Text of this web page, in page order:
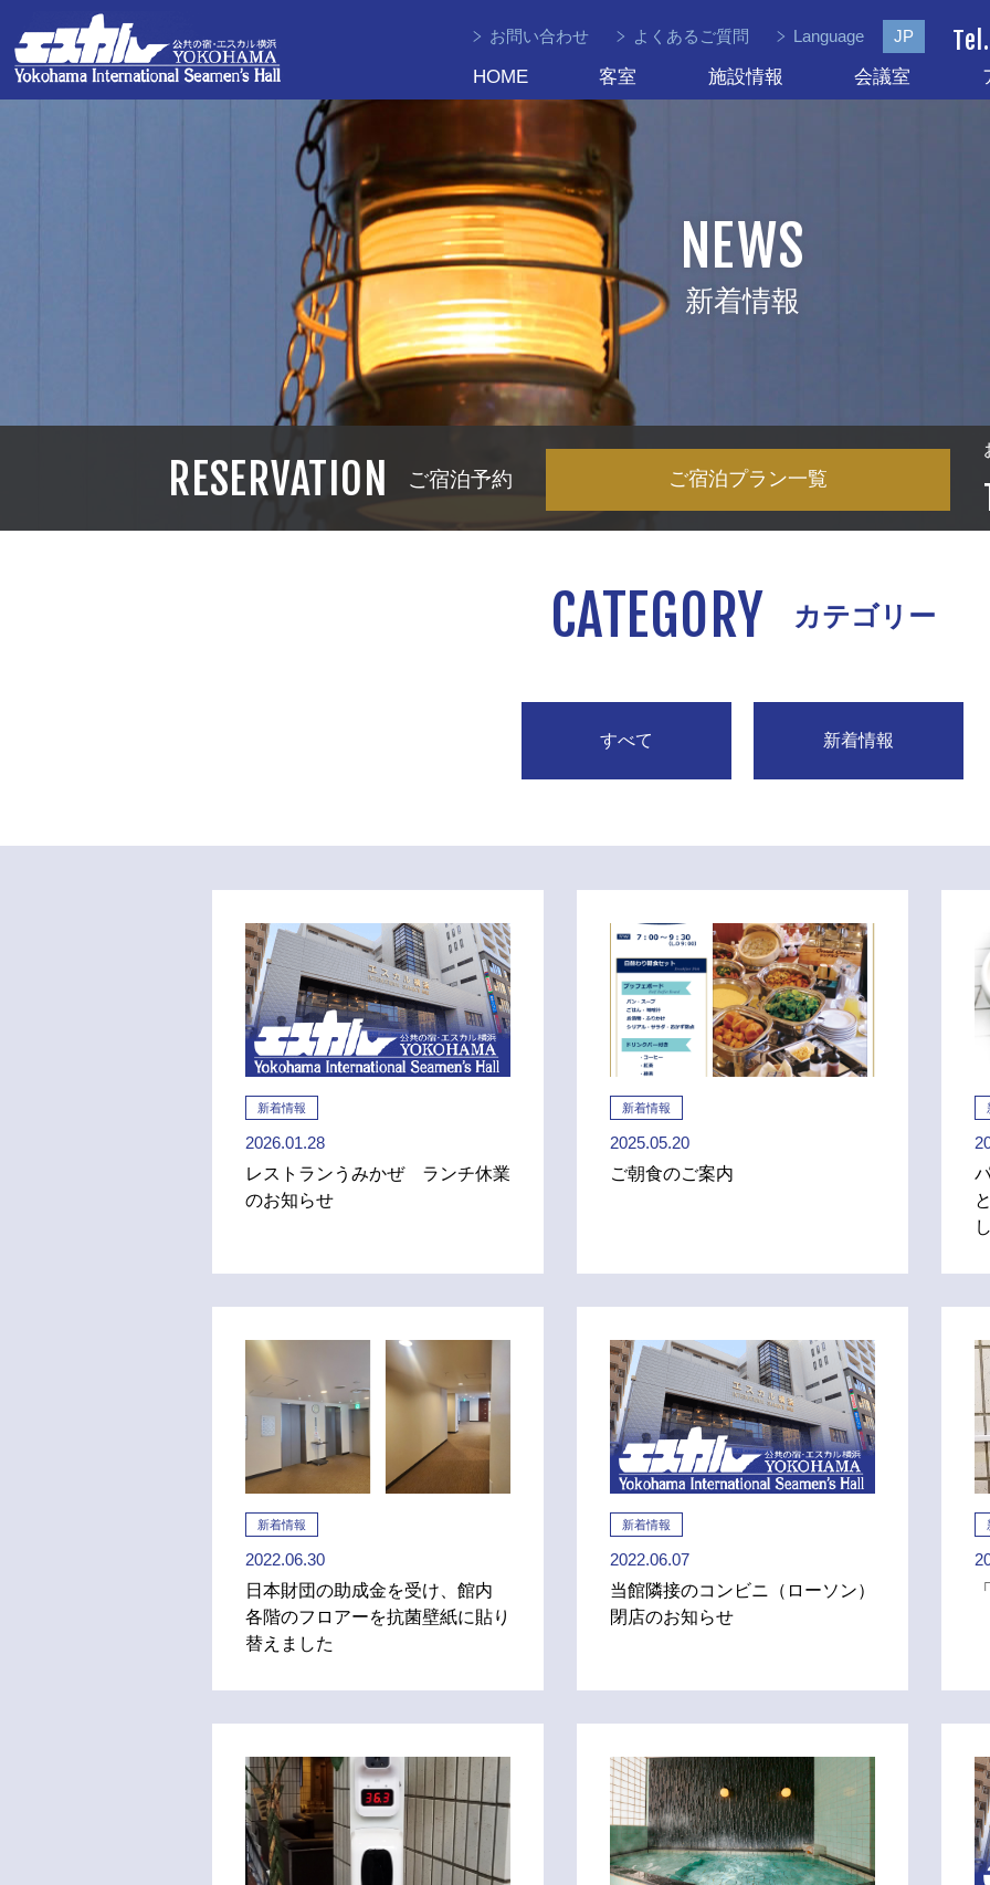
お問い合わせ よくあるご質問 Language JP Tel.
HOME 客室 施設情報 会議室
NEWS
新着情報
RESERVATION ご宿泊予約 ご宿泊プラン一覧
CATEGORY カテゴリー
すべて 新着情報
新着情報
2026.01.28
レストランうみかぜ ランチ休業
のお知らせ
新着情報
2025.05.20
ご朝食のご案内
新着情報
2022.06.30
日本財団の助成金を受け、館内
各階のフロアーを抗菌壁紙に貼り
替えました
新着情報
2022.06.07
当館隣接のコンビニ（ローソン）
閉店のお知らせ